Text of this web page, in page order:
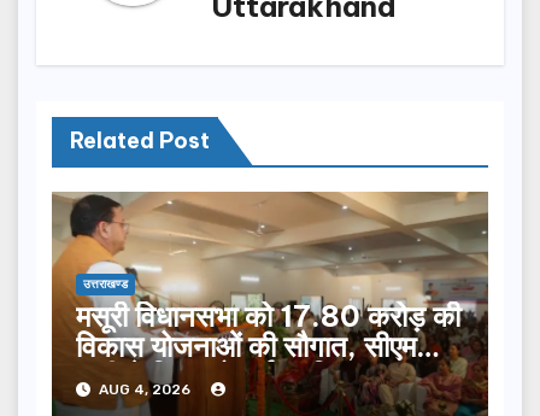
Related Post
उत्तराखण्ड
मसूरी विधानसभा को 17.80 करोड़ की
विकास योजनाओं की सौगात, सीएम
धामी ने किया लोकार्पण-शिलान्यास.
AUG 4, 2026